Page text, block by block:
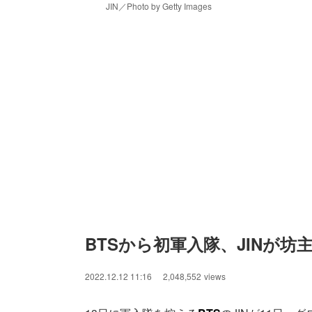
JIN／Photo by Getty Images
BTSから初軍入隊、JINが坊
2022.12.12 11:16 2,048,552 views